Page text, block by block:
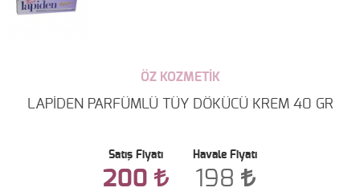
ÖZ KOZMETİK
LAPİDEN PARFÜMLÜ TÜY DÖKÜCÜ KREM 40 GR
Satış Fiyatı
200
Havale Fiyatı
198